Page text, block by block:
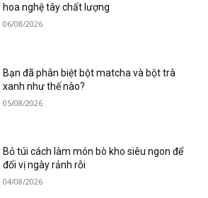
hoa nghệ tây chất lượng
06/08/2026
Bạn đã phân biệt bột matcha và bột trà
xanh như thế nào?
05/08/2026
Bỏ túi cách làm món bò kho siêu ngon để
đổi vị ngày rảnh rỗi
04/08/2026